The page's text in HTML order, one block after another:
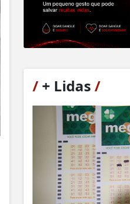
/+ Lidas /